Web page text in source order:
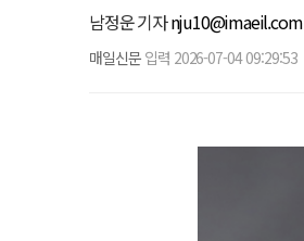
남정운 기자nju10@imaeil.com
매일신문 입력 2026-07-04 09:29:53